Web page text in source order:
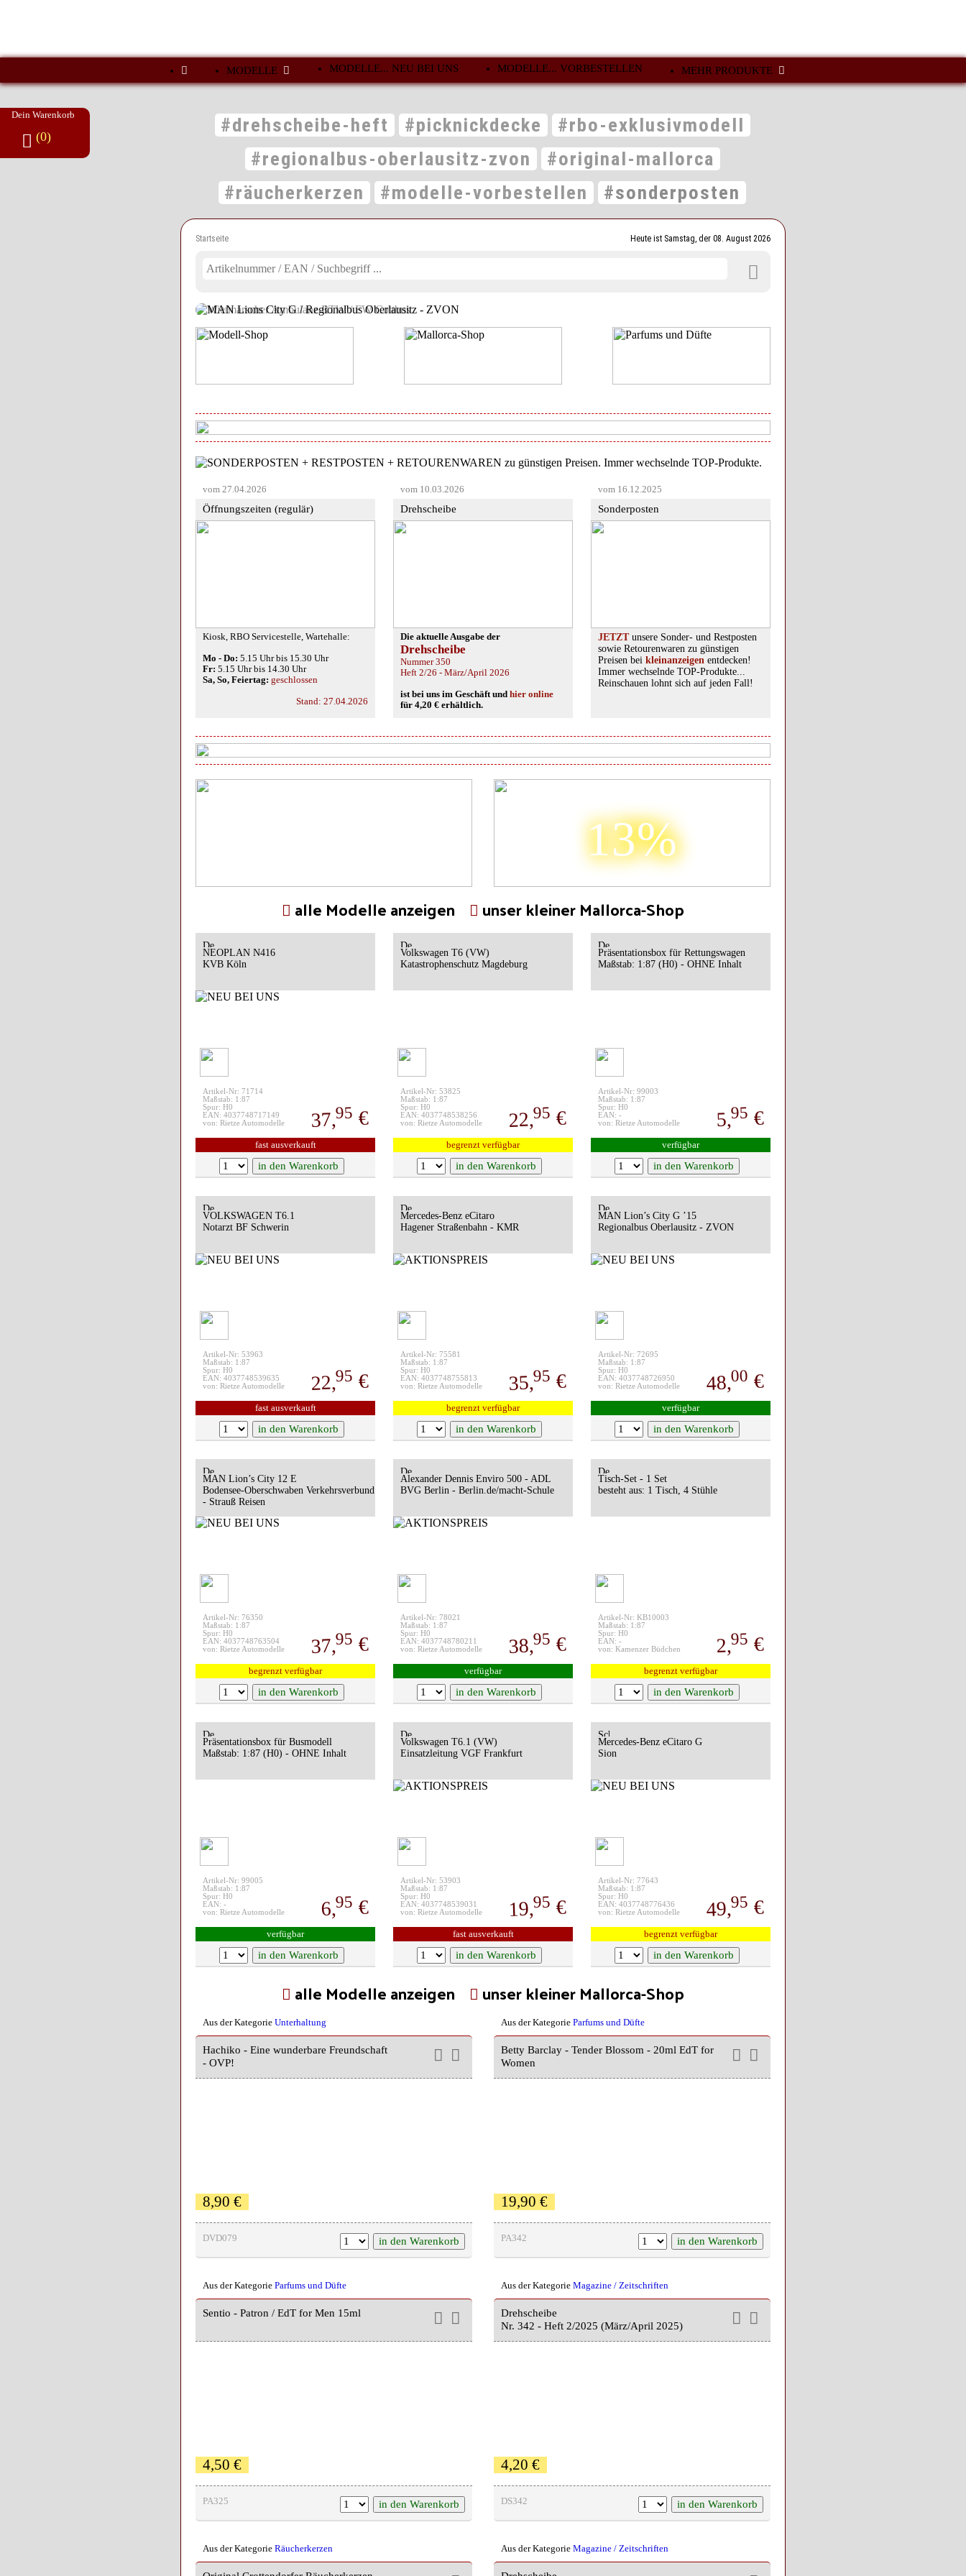
MODELLE MODELLE... NEU BEI UNS MODELLE... VORBESTELLEN MEHR PRODUKTE
Dein Warenkorb
(0) #drehscheibe-heft #picknickdecke
#rbo-exklusivmodell
#regionalbus-oberlausitz-zvon
#original-mallorca
#räucherkerzen
#modelle-vorbestellen #sonderposten
Startseite Heute ist Samstag, der 08. August 2026
vom 27.04.2026
Öffnungszeiten (regulär)
Kiosk, RBO Servicestelle, Wartehalle:
Mo - Do: 5.15 Uhr bis 15.30 Uhr
Fr: 5.15 Uhr bis 14.30 Uhr
Sa, So, Feiertag: geschlossen
Stand: 27.04.2026
vom 10.03.2026
Drehscheibe
Die aktuelle Ausgabe der
Drehscheibe
Nummer 350
Heft 2/26 - März/April 2026
ist bei uns im Geschäft und hier online
für 4,20 € erhältlich.
vom 16.12.2025
Sonderposten
JETZTunsere Sonder- und Restposten
sowie Retourenwaren zu günstigen
Preisen bei kleinanzeigen entdecken!
Immer wechselnde TOP-Produkte...
Reinschauen lohnt sich auf jeden Fall!
13%
alle Modelle anzeigen unser kleiner Mallorca-Shop
NEOPLAN N416
KVB Köln
Artikel-Nr: 71714
Maßstab: 1:87
Spur: H0
EAN: 4037748717149
von: Rietze Automodelle
37,95 €
fast ausverkauft
Volkswagen T6 (VW)
Katastrophenschutz Magdeburg
Artikel-Nr: 53825
Maßstab: 1:87
Spur: H0
EAN: 4037748538256
von: Rietze Automodelle
22,95 €
begrenzt verfügbar
Präsentationsbox für Rettungswagen
Maßstab: 1:87 (H0) - OHNE Inhalt
Artikel-Nr: 99003
Maßstab: 1:87
Spur: H0
EAN: -
von: Rietze Automodelle
5,95 €
verfügbar
VOLKSWAGEN T6.1
Notarzt BF Schwerin
Artikel-Nr: 53963
Maßstab: 1:87
Spur: H0
EAN: 4037748539635
von: Rietze Automodelle
22,95 €
fast ausverkauft
Mercedes-Benz eCitaro
Hagener Straßenbahn - KMR
Artikel-Nr: 75581
Maßstab: 1:87
Spur: H0
EAN: 4037748755813
von: Rietze Automodelle
35,95 €
begrenzt verfügbar
MAN Lion’s City G ’15
Regionalbus Oberlausitz - ZVON
Artikel-Nr: 72695
Maßstab: 1:87
Spur: H0
EAN: 4037748726950
von: Rietze Automodelle
48,00 €
verfügbar
MAN Lion’s City 12 E
Bodensee-Oberschwaben Verkehrsverbund
- Strauß Reisen
Artikel-Nr: 76350
Maßstab: 1:87
Spur: H0
EAN: 4037748763504
von: Rietze Automodelle
37,95 €
begrenzt verfügbar
Alexander Dennis Enviro 500 - ADL
BVG Berlin - Berlin.de/macht-Schule
Artikel-Nr: 78021
Maßstab: 1:87
Spur: H0
EAN: 4037748780211
von: Rietze Automodelle
38,95 €
verfügbar
Tisch-Set - 1 Set
besteht aus: 1 Tisch, 4 Stühle
Artikel-Nr: KB10003
Maßstab: 1:87
Spur: H0
EAN: -
von: Kamenzer Büdchen
2,95 €
begrenzt verfügbar
Präsentationsbox für Busmodell
Maßstab: 1:87 (H0) - OHNE Inhalt
Artikel-Nr: 99005
Maßstab: 1:87
Spur: H0
EAN: -
von: Rietze Automodelle
6,95 €
verfügbar
Volkswagen T6.1 (VW)
Einsatzleitung VGF Frankfurt
Artikel-Nr: 53903
Maßstab: 1:87
Spur: H0
EAN: 4037748539031
von: Rietze Automodelle
19,95 €
fast ausverkauft
Mercedes-Benz eCitaro G
Sion
Artikel-Nr: 77643
Maßstab: 1:87
Spur: H0
EAN: 4037748776436
von: Rietze Automodelle
49,95 €
begrenzt verfügbar
alle Modelle anzeigen unser kleiner Mallorca-Shop
Aus der Kategorie Unterhaltung
Hachiko - Eine wunderbare Freundschaft
- OVP!
8,90 €
DVD079
Aus der Kategorie Parfums und Düfte
Betty Barclay - Tender Blossom - 20ml EdT for
Women
19,90 €
PA342
Aus der Kategorie Parfums und Düfte
Sentio - Patron / EdT for Men 15ml
4,50 €
PA325
Aus der Kategorie Magazine / Zeitschriften
Drehscheibe
Nr. 342 - Heft 2/2025 (März/April 2025)
4,20 €
DS342
Aus der Kategorie Räucherkerzen Aus der Kategorie Magazine / Zeitschriften